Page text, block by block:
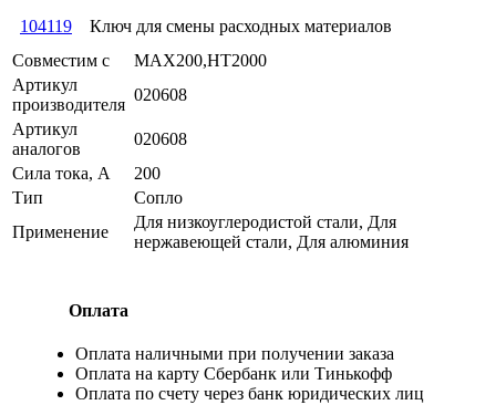
104119
Ключ для смены расходных материалов
Совместим с
MAX200,HT2000
Артикул
производителя
020608
Артикул
аналогов
020608
Сила тока, А
200
Тип
Сопло
Применение
Для низкоуглеродистой стали, Для
нержавеющей стали, Для алюминия
Оплата
Оплата наличными при получении заказа
Оплата на карту Сбербанк или Тинькофф
Оплата по счету через банк юридических лиц